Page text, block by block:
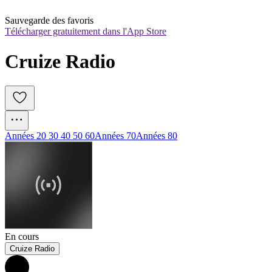
Sauvegarde des favoris
Télécharger gratuitement dans l'App Store
Cruize Radio
Années 20 30 40 50 60Années 70Années 80
En cours
Cruize Radio